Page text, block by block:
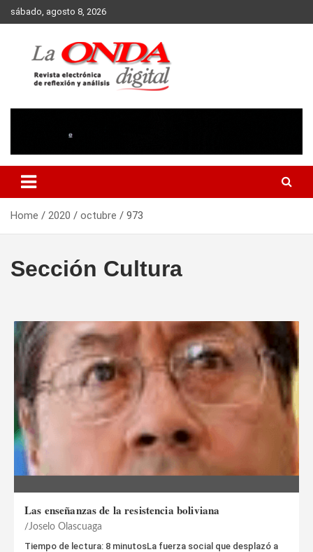
Skip
to
sábado, agosto 8, 2026
Home 2020 octubre 973
Las enseñanzas de la resistencia boliviana
Joselo Olascuaga
Tiempo de lectura: 8 minutosLa fuerza social que desplazó a